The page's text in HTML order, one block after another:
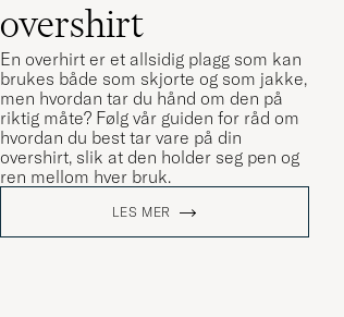
overshirt
En overhirt er et allsidig plagg som kan
brukes både som skjorte og som jakke,
men hvordan tar du hånd om den på
riktig måte? Følg vår guiden for råd om
hvordan du best tar vare på din
overshirt, slik at den holder seg pen og
ren mellom hver bruk.
LES MER